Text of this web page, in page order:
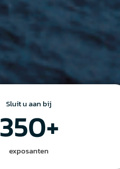
Sluit u aan bij
350+
exposanten